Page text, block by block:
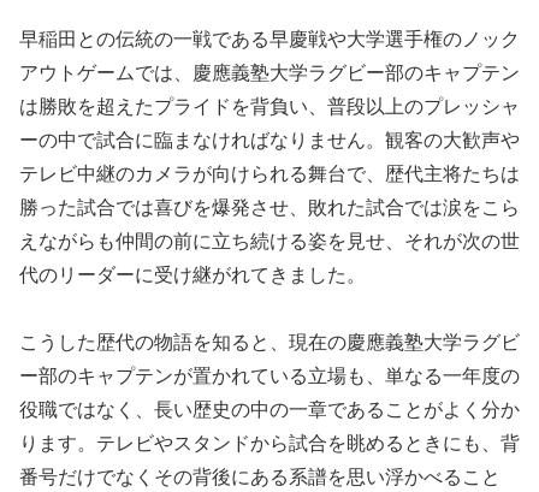
早稲田との伝統の一戦である早慶戦や大学選手権のノック
アウトゲームでは、慶應義塾大学ラグビー部のキャプテン
は勝敗を超えたプライドを背負い、普段以上のプレッシャ
ーの中で試合に臨まなければなりません。観客の大歓声や
テレビ中継のカメラが向けられる舞台で、歴代主将たちは
勝った試合では喜びを爆発させ、敗れた試合では涙をこら
えながらも仲間の前に立ち続ける姿を見せ、それが次の世
代のリーダーに受け継がれてきました。
こうした歴代の物語を知ると、現在の慶應義塾大学ラグビ
ー部のキャプテンが置かれている立場も、単なる一年度の
役職ではなく、長い歴史の中の一章であることがよく分か
ります。テレビやスタンドから試合を眺めるときにも、背
番号だけでなくその背後にある系譜を思い浮かべること